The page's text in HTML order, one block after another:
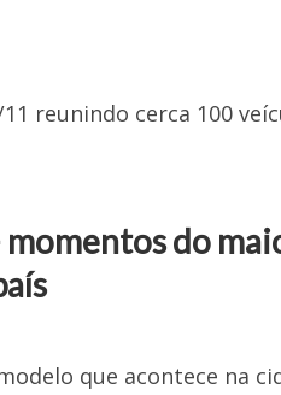
reunindo cerca 100
momentos do
que acontece na